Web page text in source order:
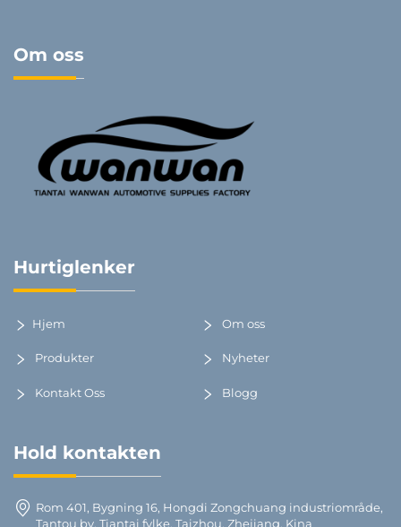
Om oss
Hurtiglenker
Hjem Om oss
Produkter Nyheter
Kontakt Oss Blogg
Hold kontakten
Rom 401, Bygning 16, Hongdi Zongchuang industriområde,
Tantou by, Tiantai fylke, Taizhou, Zhejiang, Kina